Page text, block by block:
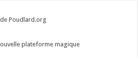
Poudlard.org
plateforme magique